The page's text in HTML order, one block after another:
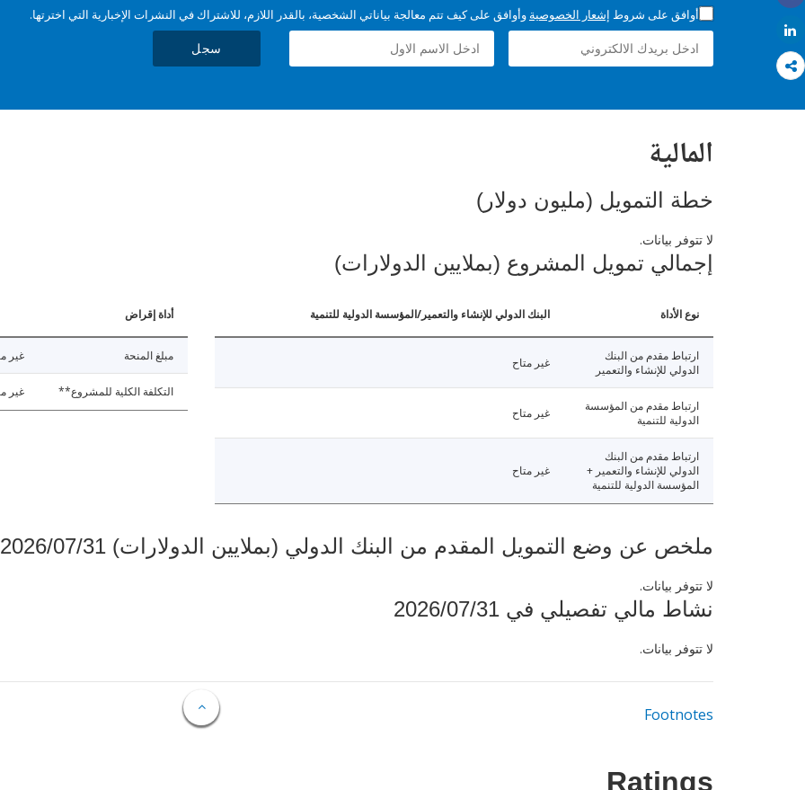
Share
Share
أوافق على شروط إشعار الخصوصية وأوافق على كيف تتم معالجة بياناتي الشخصية، بالقدر اللازم، للاشتراك في النشرات الإخبارية التي اخترتها.
سجل
المالية
خطة التمويل (مليون دولار)
لا تتوفر بيانات.
إجمالي تمويل المشروع (بملايين الدولارات)
نوع الأداة البنك الدولي للإنشاء والتعمير/المؤسسة الدولية للتنمية
ارتباط مقدم من البنك
الدولي للإنشاء والتعمير
غير متاح
ارتباط مقدم من المؤسسة
الدولية للتنمية
غير متاح
ارتباط مقدم من البنك
الدولي للإنشاء والتعمير +
المؤسسة الدولية للتنمية
غير متاح
أداة إقراض
مبلغ المنحة غير
التكلفة الكلية للمشروع** غير
ملخص عن وضع التمويل المقدم من البنك الدولي (بملايين الدولارات) 2026/07/31
لا تتوفر بيانات.
نشاط مالي تفصيلي في 2026/07/31
لا تتوفر بيانات.
Footnotes